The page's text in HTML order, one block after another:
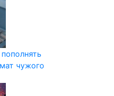
чужого